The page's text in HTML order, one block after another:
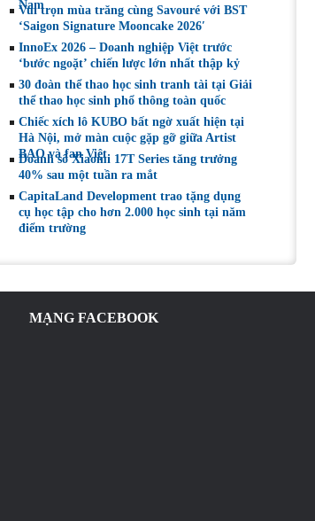
Nam
Vui trọn mùa trăng cùng Savouré với BST
‘Saigon Signature Mooncake 2026′
InnoEx 2026 – Doanh nghiệp Việt trước
‘bước ngoặt’ chiến lược lớn nhất thập kỷ
30 đoàn thể thao học sinh tranh tài tại Giải
thể thao học sinh phổ thông toàn quốc
Chiếc xích lô KUBO bất ngờ xuất hiện tại
Hà Nội, mở màn cuộc gặp gỡ giữa Artist
BAO và fan Việt
Doanh số Xiaomi 17T Series tăng trưởng
40% sau một tuần ra mắt
CapitaLand Development trao tặng dụng
cụ học tập cho hơn 2.000 học sinh tại năm
điểm trường
MẠNG FACEBOOK